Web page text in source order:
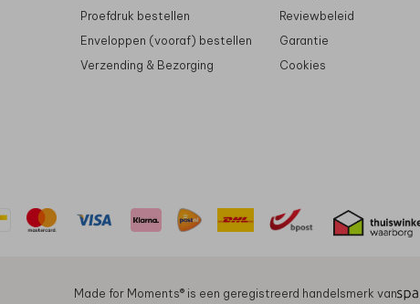
Proefdruk bestellen
Enveloppen (vooraf) bestellen
Verzending & Bezorging
Reviewbeleid
Garantie
Cookies
Made for Moments®️ is een geregistreerd handelsmerk van